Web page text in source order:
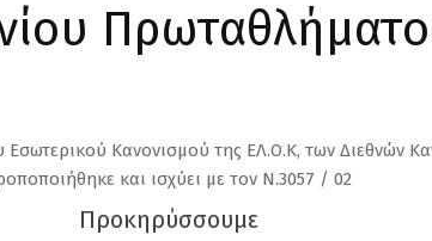
Εσωτερικού Κανονισμού της ΕΛ.Ο.Κ, των Διεθνών
και ισχύει με τον Ν.3057 / 02
Προκηρύσσουμε